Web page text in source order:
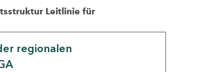
Leitlinie für
regionalen